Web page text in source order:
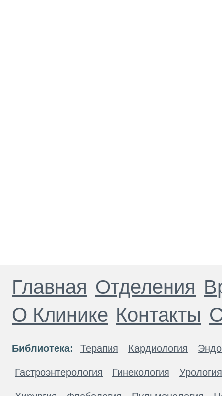
Главная Отделения
О Клинике Контакты
Библиотека: Терапия Кардиология
Гастроэнтерология Гинекология Урология